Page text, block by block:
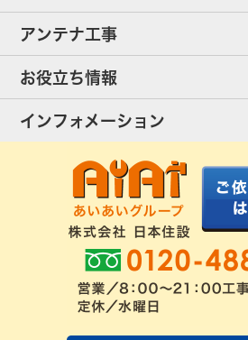
工事スケジュール
当社が選ばれる理由
出張エリア
アンテナ工事
アンテナ工事・料金
UHFアンテナ工事・料金
配線ケーブル追加工事・料金
アンテナ工事社長のブログ
アンテナ工事スケジュール
お役立ち情報
ご相談事例
アンテナの種類
工事について
良くあるアンテナ修理
インフォメーション
お客様の声
工事依頼・お見積りフォーム